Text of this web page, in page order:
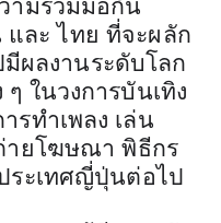
ามร่วมมือกัน
ละ ไทย ที่จะผลัก
ผลงานระดับโลก
ในวงการบันเทิง
รทำเพลง เล่น
ายโฆษณา พิธีกร
ระเทศญี่ปุ่นต่อไป